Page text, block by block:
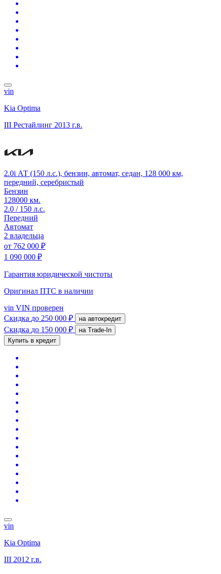
vin
Kia Optima
III Рестайлинг 2013 г.в.
2.0i АТ (150 л.с.), бензин, автомат, седан, 128 000 км,
передний, серебристый
Бензин
128000 км.
2.0 / 150 л.с.
Передний
Автомат
2 владельца
от 762 000 ₽
1 090 000 ₽
Гарантия юридической чистоты
Оригинал ПТС в наличии
vin VIN проверен
Скидка до 250 000 ₽ на автокредит
Скидка до 150 000 ₽
на Trade-In
Купить в кредит
vin
Kia Optima
III 2012 г.в.